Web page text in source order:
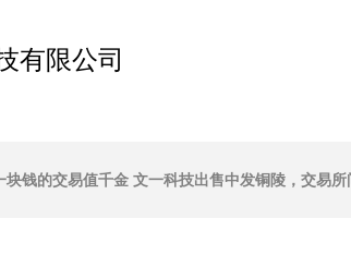
有限公司
块钱的交易值千金 文一科技出售中发铜陵，交易